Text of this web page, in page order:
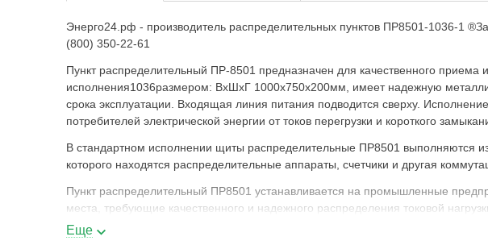
Энерго24.рф - производитель распределительных пунктов ПР8501-1036-1
(800) 350-22-61
Пункт распределительный ПР-8501 предназначен для качественного
исполнения1036размером: ВхШхГ 1000х750х200мм, имеет надежную
срока эксплуатации. Входящая линия питания подводится сверху.
потребителей электрической энергии от токов перегрузки и короткого
В стандартном исполнении щиты распределительные ПР8501 выполняются
которого находятся распределительные аппараты, счетчики и другая
Пункт распределительный ПР8501 устанавливается на промышленные
места, требующие качественного и надежного распределения токовой
Пункт ПР 8501-xyyy-zz-УХЛ4 - расшифровка и структура
Еще